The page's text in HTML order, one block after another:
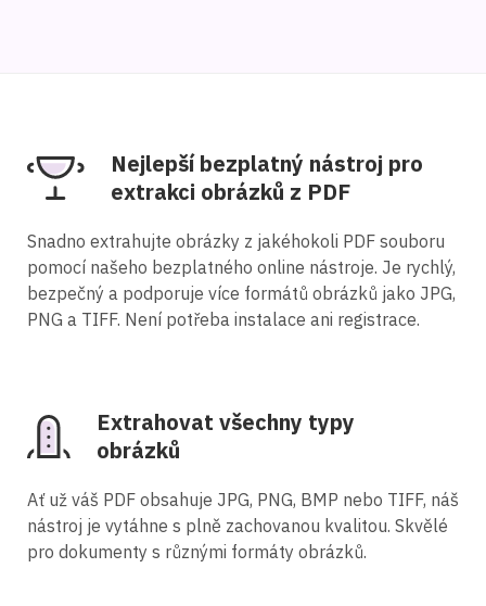
Nejlepší bezplatný nástroj pro
extrakci obrázků z PDF
Snadno extrahujte obrázky z jakéhokoli PDF souboru
pomocí našeho bezplatného online nástroje. Je rychlý,
bezpečný a podporuje více formátů obrázků jako JPG,
PNG a TIFF. Není potřeba instalace ani registrace.
Extrahovat všechny typy
obrázků
Ať už váš PDF obsahuje JPG, PNG, BMP nebo TIFF, náš
nástroj je vytáhne s plně zachovanou kvalitou. Skvělé
pro dokumenty s různými formáty obrázků.